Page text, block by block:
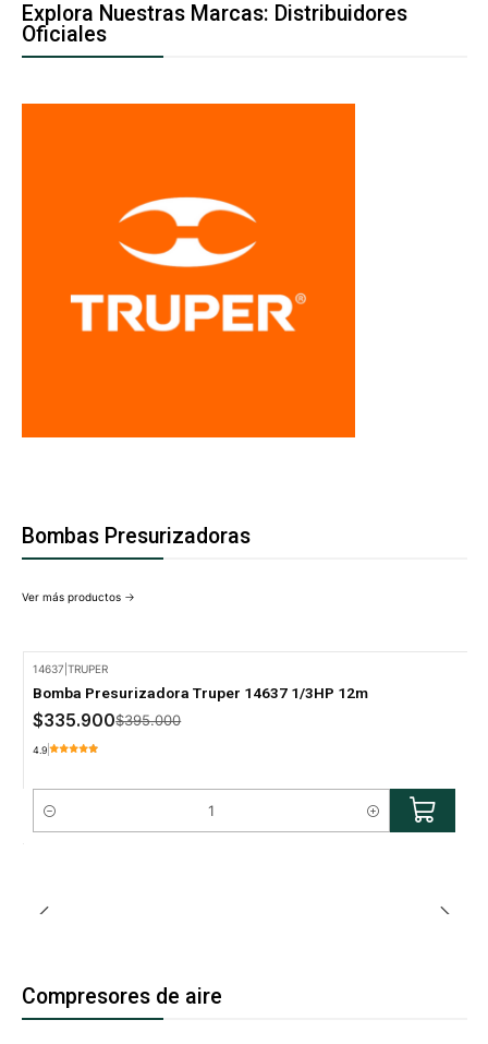
Explora Nuestras Marcas: Distribuidores
Oficiales
Bombas Presurizadoras
Ver más productos
14637 |TRUPER
Bomba Presurizadora Truper 14637 1/3HP 12m
$335.900$395.000
4.9
Cantidad
Compresores de aire